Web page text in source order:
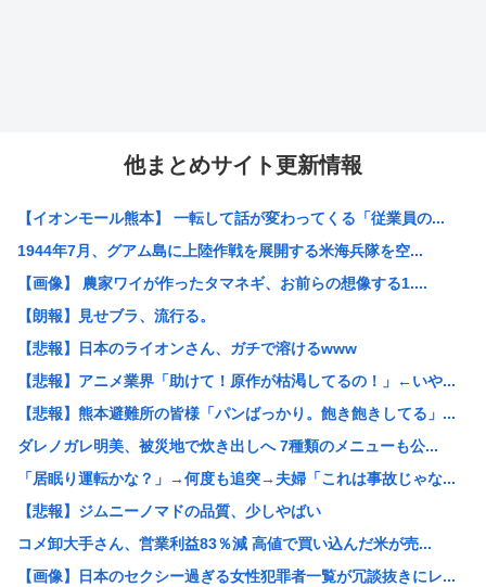
他まとめサイト更新情報
【イオンモール熊本】 一転して話が変わってくる「従業員の...
1944年7月、グアム島に上陸作戦を展開する米海兵隊を空...
【画像】 農家ワイが作ったタマネギ、お前らの想像する1....
【朗報】見せブラ、流行る。
【悲報】日本のライオンさん、ガチで溶けるwww
【悲報】アニメ業界「助けて！原作が枯渇してるの！」←いや...
【悲報】熊本避難所の皆様「パンばっかり。飽き飽きしてる」...
ダレノガレ明美、被災地で炊き出しへ 7種類のメニューも公...
「居眠り運転かな？」→何度も追突→夫婦「これは事故じゃな...
【悲報】ジムニーノマドの品質、少しやばい
コメ卸大手さん、営業利益83％減 高値で買い込んだ米が売...
【画像】日本のセクシー過ぎる女性犯罪者一覧が冗談抜きにレ...